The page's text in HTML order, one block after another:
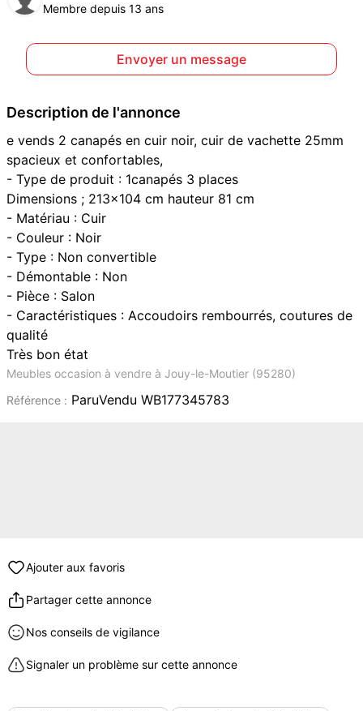
Membre depuis 13 ans
Envoyer un message
Description de l'annonce
e vends 2 canapés en cuir noir, cuir de vachette 25mm
spacieux et confortables,
- Type de produit : 1canapés 3 places
Dimensions ; 213x104 cm hauteur 81 cm
- Matériau : Cuir
- Couleur : Noir
- Type : Non convertible
- Démontable : Non
- Pièce : Salon
- Caractéristiques : Accoudoirs rembourrés, coutures de
qualité
Très bon état
Meubles occasion à vendre à Jouy-le-Moutier (95280)
Référence : ParuVendu WB177345783
Ajouter aux favoris
Partager cette annonce
Nos conseils de vigilance
Signaler un problème sur cette annonce